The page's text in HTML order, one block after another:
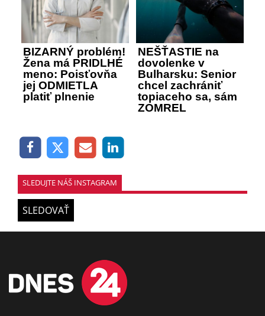
BIZARNÝ problém!
Žena má PRIDLHÉ
meno: Poisťovňa
jej ODMIETLA
platiť plnenie
NEŠŤASTIE na
dovolenke v
Bulharsku: Senior
chcel zachrániť
topiaceho sa, sám
ZOMREL
SLEDUJTE NÁŠ INSTAGRAM
SLEDOVAŤ